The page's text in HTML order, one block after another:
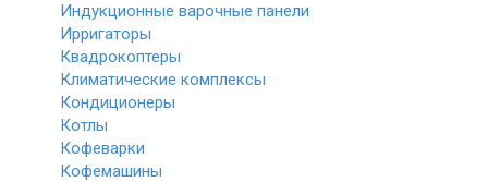
Индукционные варочные панели
Ирригаторы
Квадрокоптеры
Климатические комплексы
Кондиционеры
Котлы
Кофеварки
Кофемашины